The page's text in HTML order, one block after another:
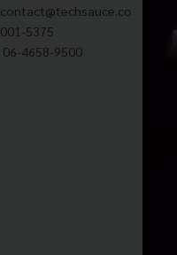
contact@techsauce.co
5375
06-4658-9500